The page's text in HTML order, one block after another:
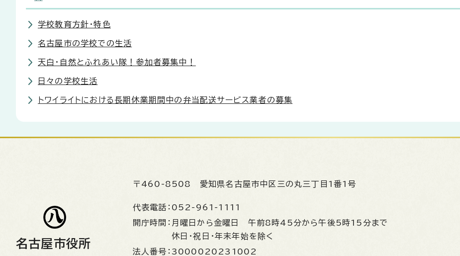
学校教育方針・特色
名古屋市の学校での生活
天白・自然とふれあい隊！参加者募集中！
日々の学校生活
トワイライトにおける長期休業期間中の弁当配送サービス業者の募集
名古屋市役所
〒460-8508 愛知県名古屋市中区三の丸三丁目1番1号
代表電話： 052-961-1111
開庁時間： 月曜日から金曜日 午前8時45分から午後5時15分まで
休日・祝日・年末年始を除く
法人番号： 3000020231002